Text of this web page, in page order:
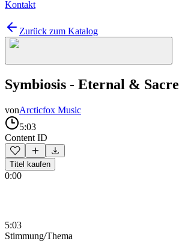
Kontakt
Zurück zum Katalog
Symbiosis - Eternal &
vonArcticfox Music
5:03
Content ID
Titel kaufen
0:00
5:03
Stimmung/Thema